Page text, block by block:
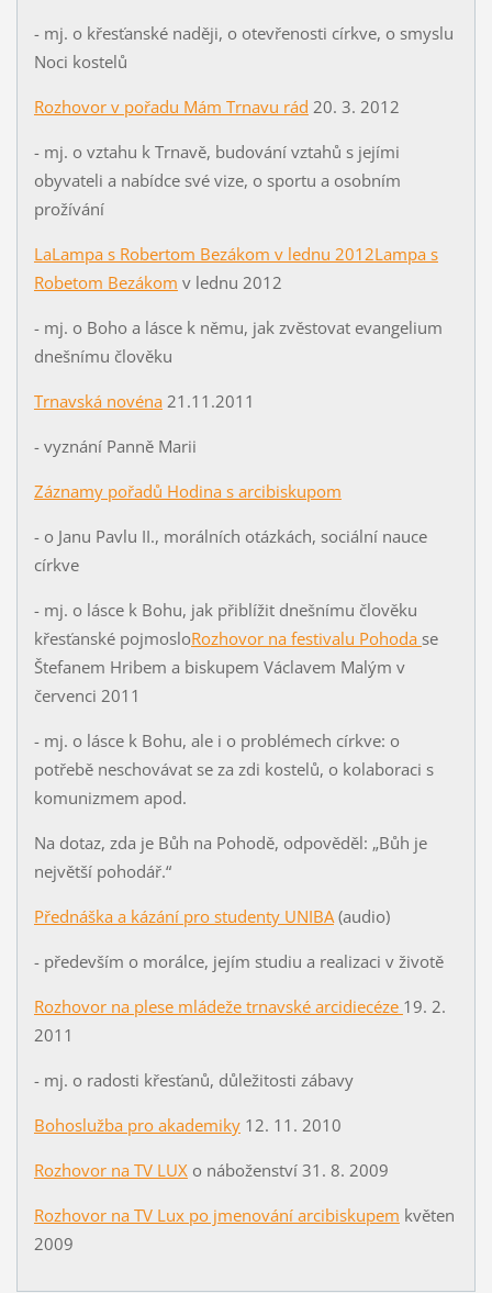
- mj. o křesťanské naději, o otevřenosti církve, o smyslu
Noci kostelů
Rozhovor v pořadu Mám Trnavu rád 20. 3. 2012
- mj. o vztahu k Trnavě, budování vztahů s jejími
obyvateli a nabídce své vize, o sportu a osobním
prožívání
LaLampa s Robertom Bezákom v lednu 2012Lampa s
Robetom Bezákom v lednu 2012
- mj. o Boho a lásce k němu, jak zvěstovat evangelium
dnešnímu člověku
Trnavská novéna21.11.2011
- vyznání Panně Marii
Záznamy pořadů Hodina s arcibiskupom
- o Janu Pavlu II., morálních otázkách, sociální nauce
církve
- mj. o lásce k Bohu, jak přiblížit dnešnímu člověku
křesťanské pojmosloRozhovor na festivalu Pohoda se
Štefanem Hribem a biskupem Václavem Malým v
červenci 2011
- mj. o lásce k Bohu, ale i o problémech církve: o
potřebě neschovávat se za zdi kostelů, o kolaboraci s
komunizmem apod.
Na dotaz, zda je Bůh na Pohodě, odpověděl: „Bůh je
největší pohodář.“
Přednáška a kázání pro studenty UNIBA(audio)
- především o morálce, jejím studiu a realizaci v životě
Rozhovor na plese mládeže trnavské arcidiecéze 19. 2.
2011
- mj. o radosti křesťanů, důležitosti zábavy
Bohoslužba pro akademiky12. 11. 2010
Rozhovor na TV LUX o náboženství 31. 8. 2009
Rozhovor na TV Lux po jmenování arcibiskupem květen
2009